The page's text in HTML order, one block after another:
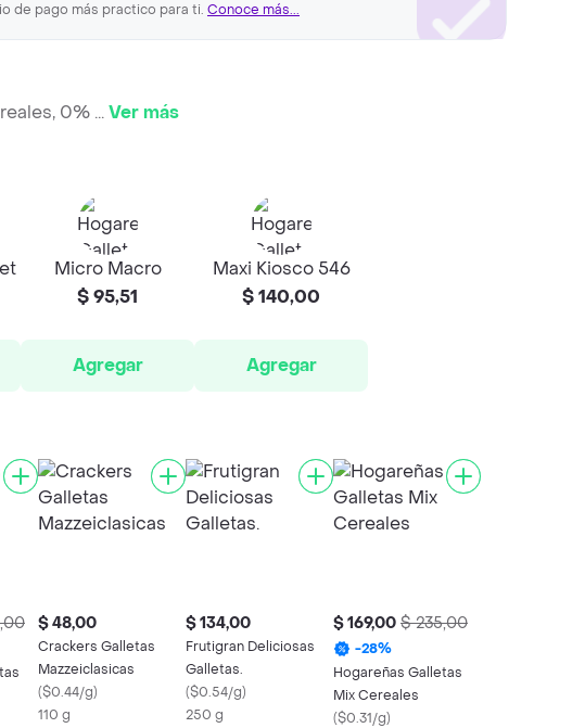
de pago más practico para ti. Conoce más...
0% ...Ver más
Micro Macro
$ 95,51
Agregar
Maxi Kiosco 546
$ 140,00
Agregar
$ 48,00
Crackers Galletas
Mazzeiclasicas
($0.44/g)
110 g
$ 134,00
Frutigran Deliciosas
Galletas.
($0.54/g)
250 g
$ 169,00 $ 235,00
-28%
Hogareñas Galletas
Mix Cereales
($0.31/g)